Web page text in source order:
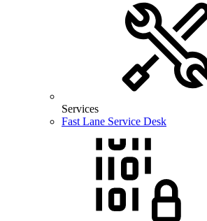
Services
Fast Lane Service Desk